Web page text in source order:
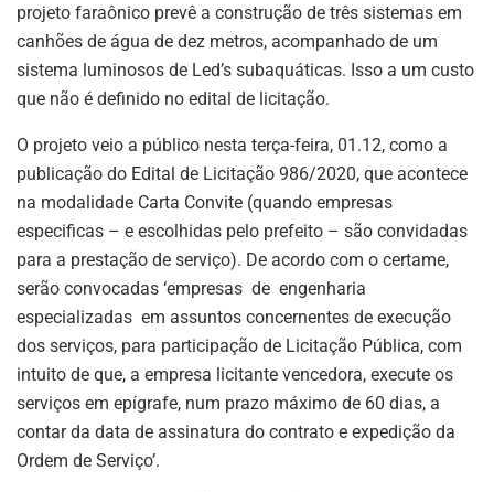
projeto faraônico prevê a construção de três sistemas em
canhões de água de dez metros, acompanhado de um
sistema luminosos de Led’s subaquáticas. Isso a um custo
que não é definido no edital de licitação.
O projeto veio a público nesta terça-feira, 01.12, como a
publicação do Edital de Licitação 986/2020, que acontece
na modalidade Carta Convite (quando empresas
especificas – e escolhidas pelo prefeito – são convidadas
para a prestação de serviço). De acordo com o certame,
serão convocadas ‘empresas de engenharia
especializadas em assuntos concernentes de execução
dos serviços, para participação de Licitação Pública, com
intuito de que, a empresa licitante vencedora, execute os
serviços em epígrafe, num prazo máximo de 60 dias, a
contar da data de assinatura do contrato e expedição da
Ordem de Serviço’.